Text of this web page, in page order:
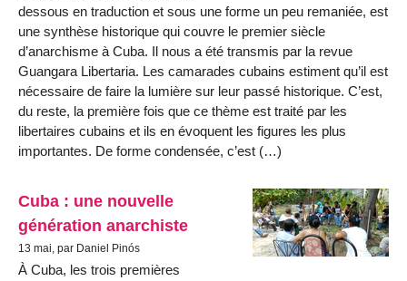
dessous en traduction et sous une forme un peu remaniée, est
une synthèse historique qui couvre le premier siècle
d’anarchisme à Cuba. Il nous a été transmis par la revue
Guangara Libertaria. Les camarades cubains estiment qu’il est
nécessaire de faire la lumière sur leur passé historique. C’est,
du reste, la première fois que ce thème est traité par les
libertaires cubains et ils en évoquent les figures les plus
importantes. De forme condensée, c’est (…)
Cuba : une nouvelle
génération anarchiste
13 mai, par Daniel Pinós
À Cuba, les trois premières